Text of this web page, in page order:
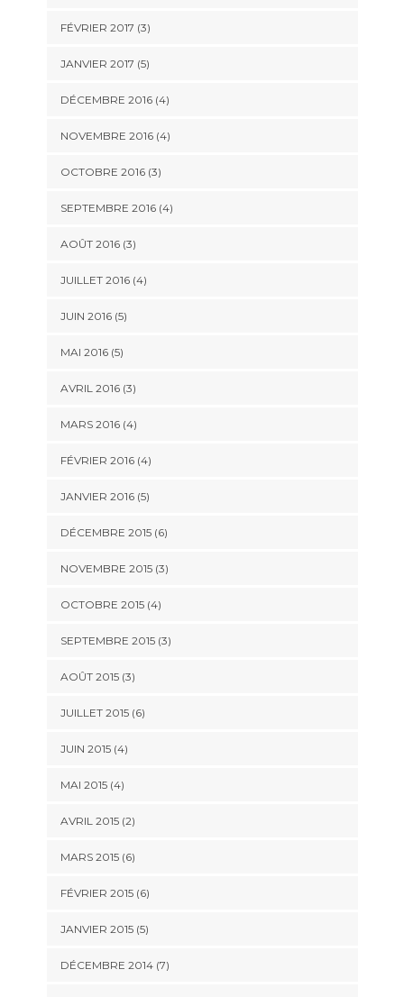
FÉVRIER 2017 (3)
JANVIER 2017 (5)
DÉCEMBRE 2016(4)
NOVEMBRE 2016(4)
OCTOBRE 2016(3)
SEPTEMBRE 2016(4)
AOÛT 2016(3)
JUILLET 2016(4)
JUIN 2016(5)
MAI 2016(5)
AVRIL 2016(3)
MARS 2016(4)
FÉVRIER 2016(4)
JANVIER 2016(5)
DÉCEMBRE 2015(6)
NOVEMBRE 2015(3)
OCTOBRE 2015(4)
SEPTEMBRE 2015(3)
AOÛT 2015(3)
JUILLET 2015(6)
JUIN 2015(4)
MAI 2015(4)
AVRIL 2015(2)
MARS 2015(6)
FÉVRIER 2015(6)
JANVIER 2015(5)
DÉCEMBRE 2014(7)